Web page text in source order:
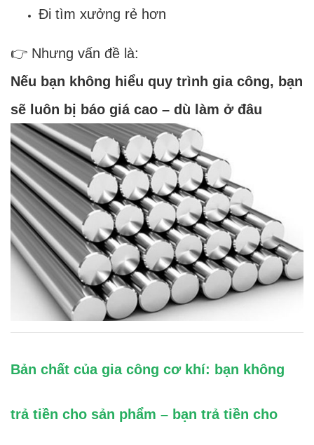
Đi tìm xưởng rẻ hơn
👉 Nhưng vấn đề là:
Nếu bạn không hiểu quy trình gia công, bạn
sẽ luôn bị báo giá cao – dù làm ở đâu
Bản chất của gia công cơ khí: bạn không
trả tiền cho sản phẩm – bạn trả tiền cho